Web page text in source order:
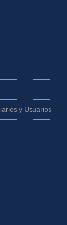
y Usuarios